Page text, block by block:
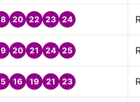
20 22 23 24
20 21 24 25
16 19 21 23